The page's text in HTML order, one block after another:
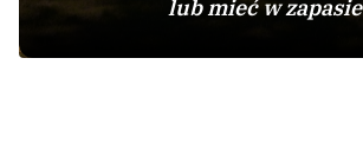
lub mieć w zapasie